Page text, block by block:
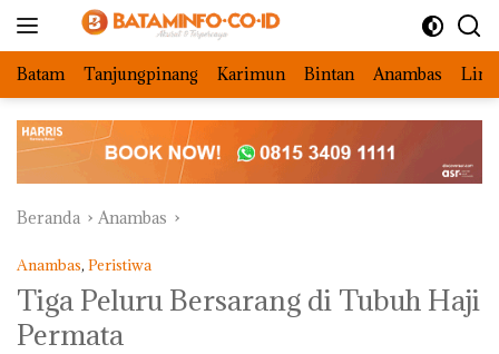
Batam Tanjungpinang Karimun Bintan Anambas
Beranda Anambas
Anambas, Peristiwa
Tiga Peluru Bersarang di Tubuh Haji
Permata